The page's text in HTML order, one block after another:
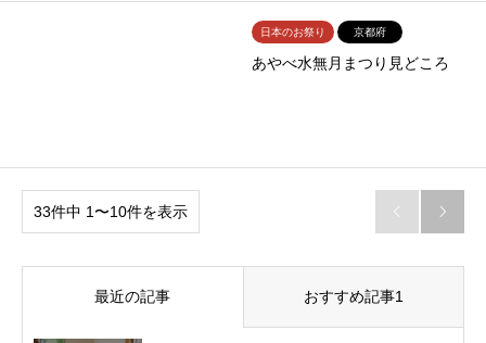
日本のお祭り 京都府
あやべ水無月まつり見どころ
33件中 1〜10件を表示  
最近の記事 おすすめ記事1